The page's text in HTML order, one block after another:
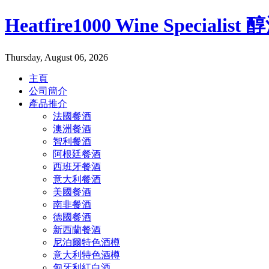
Heatfire1000 Wine Specialist
Thursday, August 06, 2026
主頁
公司簡介
產品推介
法國餐酒
澳洲餐酒
智利餐酒
阿根廷餐酒
西班牙餐酒
意大利餐酒
美國餐酒
南非餐酒
德國餐酒
新西蘭餐酒
尼泊爾特色酒樽
意大利特色酒樽